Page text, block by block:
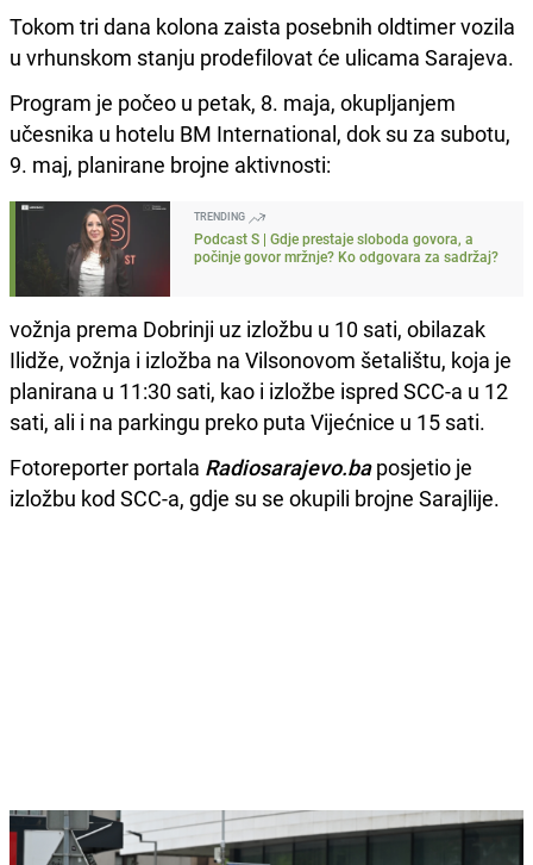
Tokom tri dana kolona zaista posebnih oldtimer vozila
u vrhunskom stanju prodefilovat će ulicama Sarajeva.
Program je počeo u petak, 8. maja, okupljanjem
učesnika u hotelu BM International, dok su za subotu,
9. maj, planirane brojne aktivnosti:
TRENDING
Podcast S | Gdje prestaje sloboda govora, a
počinje govor mržnje? Ko odgovara za sadržaj?
vožnja prema Dobrinji uz izložbu u 10 sati, obilazak
Ilidže, vožnja i izložba na Vilsonovom šetalištu, koja je
planirana u 11:30 sati, kao i izložbe ispred SCC-a u 12
sati, ali i na parkingu preko puta Vijećnice u 15 sati.
Fotoreporter portala Radiosarajevo.baposjetio je
izložbu kod SCC-a, gdje su se okupili brojne Sarajlije.